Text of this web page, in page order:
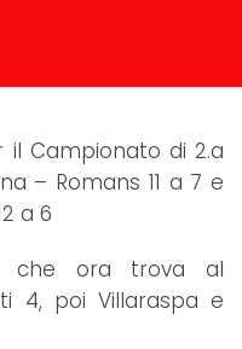
Campionato di 2.a
– Romans 11 a 7 e
a 6
che ora trova al
4, poi Villaraspa e